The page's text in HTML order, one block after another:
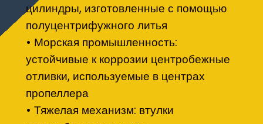
цилиндры, изготовленные с помощью
полуцентрифужного литья
• Морская промышленность:
устойчивые к коррозии центробежные
отливки, используемые в центрах
пропеллера
• Тяжелая механизм: втулки